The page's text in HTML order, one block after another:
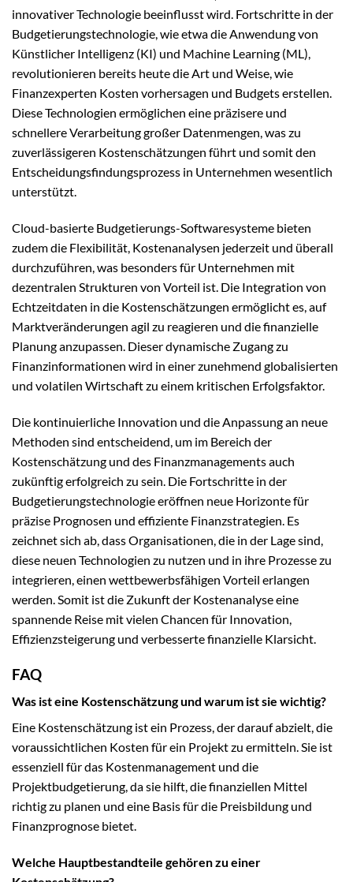
innovativer Technologie beeinflusst wird. Fortschritte in der
Budgetierungstechnologie, wie etwa die Anwendung von
Künstlicher Intelligenz (KI) und Machine Learning (ML),
revolutionieren bereits heute die Art und Weise, wie
Finanzexperten Kosten vorhersagen und Budgets erstellen.
Diese Technologien ermöglichen eine präzisere und
schnellere Verarbeitung großer Datenmengen, was zu
zuverlässigeren Kostenschätzungen führt und somit den
Entscheidungsfindungsprozess in Unternehmen wesentlich
unterstützt.
Cloud-basierte Budgetierungs-Softwaresysteme bieten
zudem die Flexibilität, Kostenanalysen jederzeit und überall
durchzuführen, was besonders für Unternehmen mit
dezentralen Strukturen von Vorteil ist. Die Integration von
Echtzeitdaten in die Kostenschätzungen ermöglicht es, auf
Marktveränderungen agil zu reagieren und die finanzielle
Planung anzupassen. Dieser dynamische Zugang zu
Finanzinformationen wird in einer zunehmend globalisierten
und volatilen Wirtschaft zu einem kritischen Erfolgsfaktor.
Die kontinuierliche Innovation und die Anpassung an neue
Methoden sind entscheidend, um im Bereich der
Kostenschätzung und des Finanzmanagements auch
zukünftig erfolgreich zu sein. Die Fortschritte in der
Budgetierungstechnologie eröffnen neue Horizonte für
präzise Prognosen und effiziente Finanzstrategien. Es
zeichnet sich ab, dass Organisationen, die in der Lage sind,
diese neuen Technologien zu nutzen und in ihre Prozesse zu
integrieren, einen wettbewerbsfähigen Vorteil erlangen
werden. Somit ist die Zukunft der Kostenanalyse eine
spannende Reise mit vielen Chancen für Innovation,
Effizienzsteigerung und verbesserte finanzielle Klarsicht.
FAQ
Was ist eine Kostenschätzung und warum ist sie wichtig?
Eine Kostenschätzung ist ein Prozess, der darauf abzielt, die
voraussichtlichen Kosten für ein Projekt zu ermitteln. Sie ist
essenziell für das Kostenmanagement und die
Projektbudgetierung, da sie hilft, die finanziellen Mittel
richtig zu planen und eine Basis für die Preisbildung und
Finanzprognose bietet.
Welche Hauptbestandteile gehören zu einer